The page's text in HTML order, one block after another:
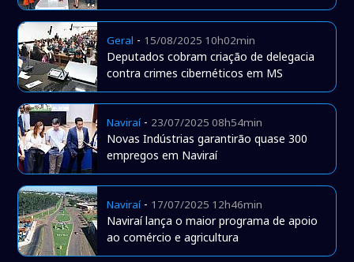
Geral - 15/08/2025 10h02min
Deputados cobram criação de delegacia
contra crimes cibernéticos em MS
Naviraí- 23/07/2025 08h54min
Novas Indústrias garantirão quase 300
empregos em Naviraí
Naviraí- 17/07/2025 12h46min
Naviraí lança o maior programa de apoio
ao comércio e agricultura